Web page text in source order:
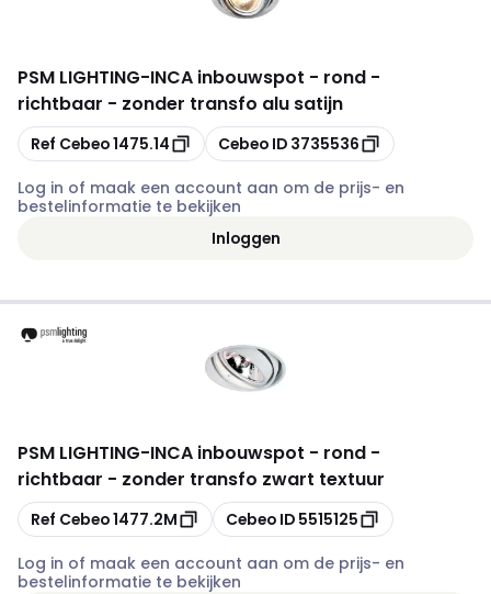
PSM LIGHTING-INCA inbouwspot - rond -
richtbaar - zonder transfo alu satijn
Kopiëren
Ref Cebeo1475.14 Kopiëren
Cebeo ID 3735536
Log in of maak een account aan om de prijs- en
bestelinformatie te bekijken
Inloggen
PSM LIGHTING-INCA inbouwspot - rond -
richtbaar - zonder transfo zwart textuur
Kopiëren
Ref Cebeo1477.2M Kopiëren
Cebeo ID 5515125
Log in of maak een account aan om de prijs- en
bestelinformatie te bekijken